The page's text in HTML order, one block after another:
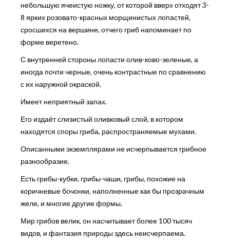
небольшую ячеистую ножку, от которой вверх отходят 3-
8 ярких розовато-красных морщинистых лопастей,
сросшихся на вершине, отчего гриб напоминает по
форме веретено.
С внутренней стороны лопасти олив-ково-зеленые, а
иногда почти черные, очень контрастные по сравнению
с их наружной окраской.
Имеет неприятный запах.
Его издаёт слизистый оливковый слой, в котором
находятся споры гриба, распространяемые мухами.
Описанными экземплярами не исчерпывается грибное
разнообразие.
Есть грибы-кубки, грибы-чаши, грибы, похожие на
коричневые бочонки, наполненные как бы прозрачным
желе, и многие другие формы.
Мир грибов велик, он насчитывает более 100 тысяч
видов, и фантазия природы здесь неисчерпаема.